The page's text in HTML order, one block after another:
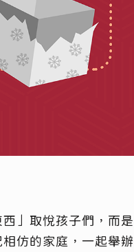
」取悅孩子們，而是
仿的家庭，一起舉辦